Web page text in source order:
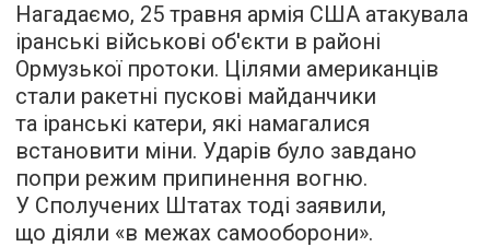
Нагадаємо, 25 травня армія США атакувала
іранські військові об'єкти в районі
Ормузької протоки. Цілями американців
стали ракетні пускові майданчики
та іранські катери, які намагалися
встановити міни. Ударів було завдано
попри режим припинення вогню.
У Сполучених Штатах тоді заявили,
що діяли «в межах самооборони».